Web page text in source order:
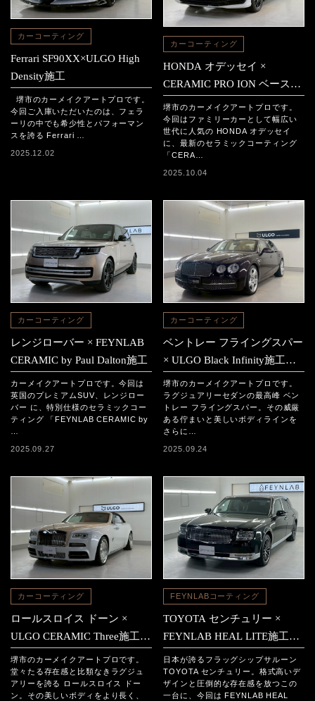
カーコーティング
Ferrari SF90XX×ULGO High
Density施工
堺市のカーメイクアートプロです。
今回ご入庫いただいたのは、フェラ
ーリの中でも希少性とパフォーマン
スを誇る Ferrari …
2025.12.02
カーコーティング
HONDA オデッセイ ×
CERAMIC PRO ION ベース2
層＋トップ1層セラミックコ
ーティング施工
堺市のカーメイクアートプロです。
今回はファミリーカーとして幅広い
世代に人気の HONDA オデッセイ
に、最新のセラミックコーティング
「CERA…
2025.10.04
カーコーティング
レンジローバー × FEYNLAB
CERAMIC by Paul Dalton施工
カーメイクアートプロです。今回は
英国のプレミアムSUV、レンジロー
バー に、特別仕様のセラミックコー
ティング 「FEYNLAB CERAMIC by
2025.09.27
カーコーティング
ベントレー フライングスパー
× ULGO Black Infinity施工事
例
堺市のカーメイクアートプロです。
ラグジュアリーセダンの最高峰 ベン
トレー フライングスパー。その威厳
ある佇まいと美しいボディラインを
さらに…
2025.09.24
カーコーティング
ロールスロイス ドーン ×
ULGO CERAMIC Three施工事
例
堺市のカーメイクアートプロです。
堂々たる存在感と比類なきラグジュ
アリーを誇る ロールスロイス ドー
ン。その美しいボディをより長く、
FEYNLABコーティング
TOYOTA センチュリー ×
FEYNLAB HEAL LITE施工事
例
日本が誇るフラッグシップサルーン
TOYOTA センチュリー。格式高いデ
ザインと圧倒的な存在感を放つこの
一台に、今回は FEYNLAB HEAL